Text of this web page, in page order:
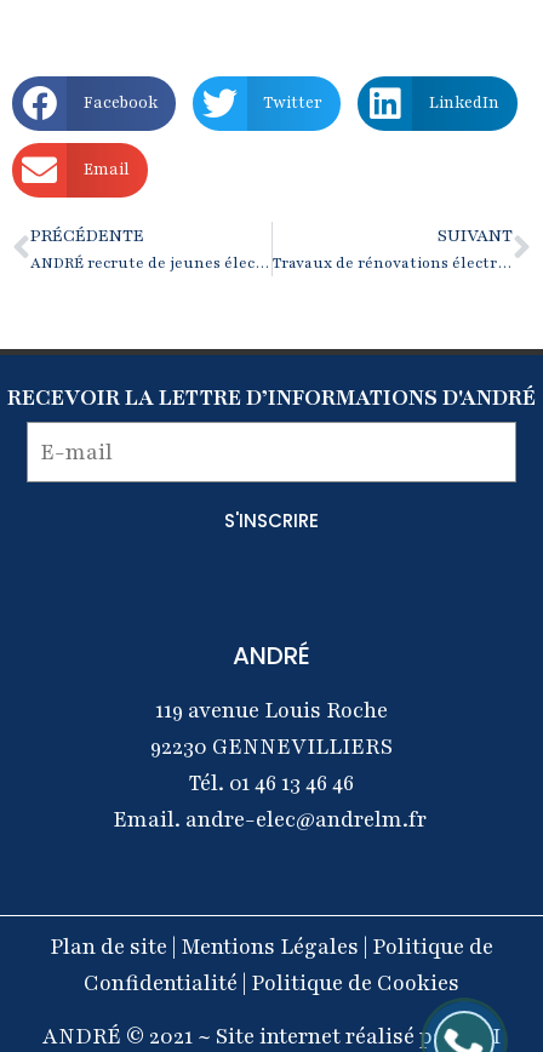
Facebook Twitter LinkedIn
Email
PRÉCÉDENTE
ANDRÉ recrute de jeunes électriciens-automaticiens en alternance
SUIVANT
Travaux de rénovations électriques au Moulin Rouge
RECEVOIR LA LETTRE D’INFORMATIONS D'ANDRÉ
ANDRÉ
119 avenue Louis Roche
92230 GENNEVILLIERS
Tél. 01 46 13 46 46
Email. andre-elec@andrelm.fr
Plan de site | Mentions Légales | Politique de
Confidentialité | Politique de Cookies
ANDRÉ © 2021 ~ Site internet réalisé par WSI